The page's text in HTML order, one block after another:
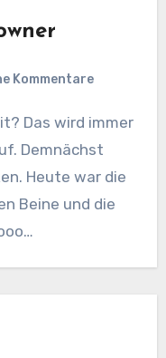
Kommentare
Demnächst
Heute war die
Beine und die